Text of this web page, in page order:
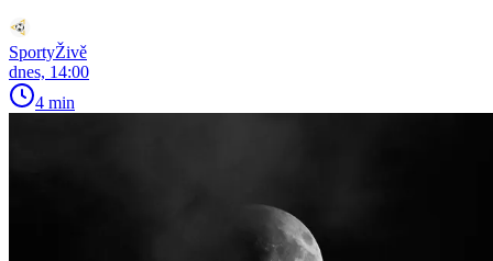
SportyŽivě
dnes, 14:00
4 min